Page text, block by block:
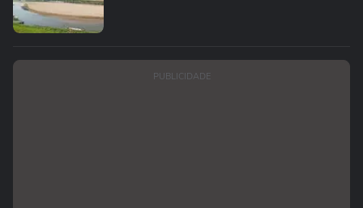
PUBLICIDADE